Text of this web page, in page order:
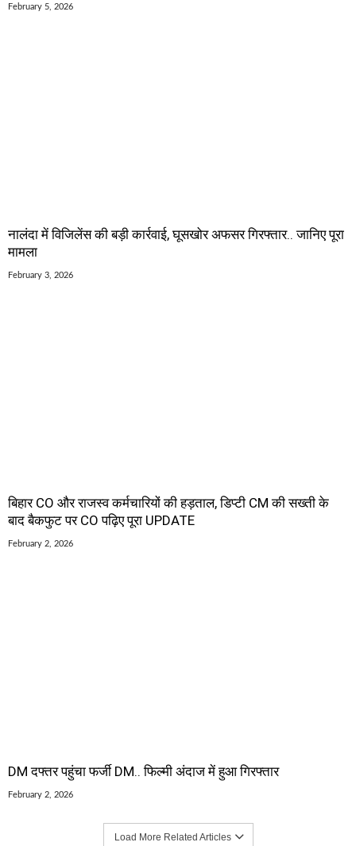
February 5, 2026
नालंदा में विजिलेंस की बड़ी कार्रवाई, घूसखोर अफसर गिरफ्तार.. जानिए पूरा
मामला
February 3, 2026
बिहार CO और राजस्व कर्मचारियों की हड़ताल, डिप्टी CM की सख्ती के
बाद बैकफुट पर CO पढ़िए पूरा UPDATE
February 2, 2026
DM दफ्तर पहुंचा फर्जी DM.. फिल्मी अंदाज में हुआ गिरफ्तार
February 2, 2026
Load More Related Articles